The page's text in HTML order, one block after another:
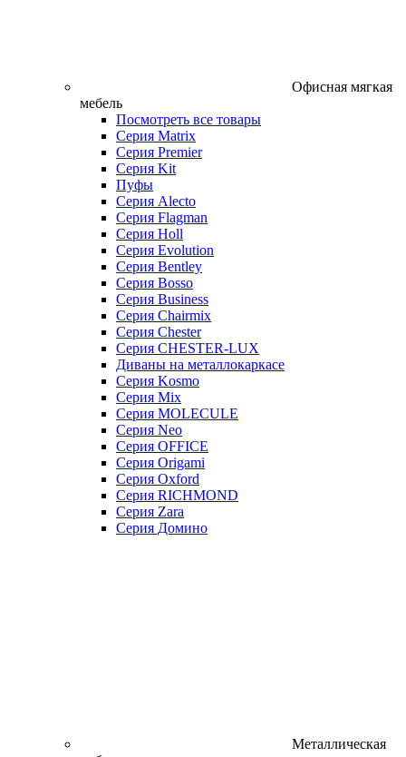
Офисная мягкая
мебель
Посмотреть все товары
Серия Matrix
Серия Premier
Серия Kit
Пуфы
Серия Alecto
Серия Flagman
Серия Holl
Серия Evolution
Серия Bentley
Серия Bosso
Серия Business
Серия Chairmix
Серия Chester
Серия CHESTER-LUX
Диваны на металлокаркасе
Серия Kosmo
Серия Mix
Серия MOLECULE
Серия Neo
Серия OFFICE
Серия Origami
Серия Oxford
Серия RICHMOND
Серия Zara
Серия Домино
Металлическая